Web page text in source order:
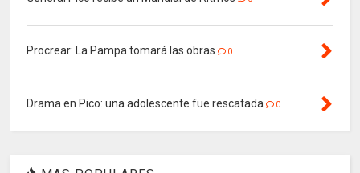
Procrear: La Pampa tomará las obras 0
Drama en Pico: una adolescente fue rescatada 0